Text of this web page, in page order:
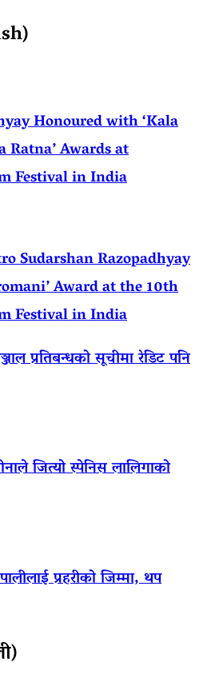
Honoured with ‘Kala
Ratna’ Awards at
Festival in India
Sudarshan Razopadhyay
Award at the 10th
Festival in India
प्रतिबन्धको सूचीमा रेडिट पनि
जित्यो स्पेनिस लालिगाको
प्रहरीको जिम्मा, थप